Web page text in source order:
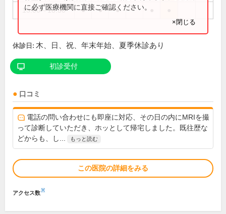
15:00～18:30 ● ● ●
に必ず医療機関に直接ご確認ください。
×閉じる
休診日: 木、日、祝、年末年始、夏季休診あり
初診受付
口コミ
電話の問い合わせにも即座に対応、その日の内にMRIを撮
って診断していただき、ホッとして帰宅しました。既往歴な
どからも、し...
もっと読む
この医院の詳細をみる
アクセス数※